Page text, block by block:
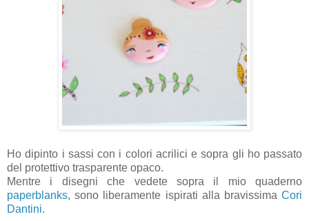
Ho dipinto i sassi con i colori acrilici e sopra gli ho passato
del protettivo trasparente opaco.
Mentre i disegni che vedete sopra il mio quaderno
paperblanks, sono liberamente ispirati alla bravissima Cori
Dantini.